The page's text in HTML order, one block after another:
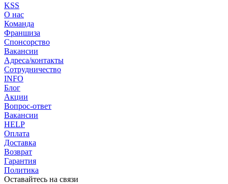
KSS
О нас
Команда
Франшиза
Спонсорство
Вакансии
Адреса/контакты
Сотрудничество
INFO
Блог
Акции
Вопрос-ответ
Вакансии
HELP
Оплата
Доставка
Возврат
Гарантия
Политика
Оставайтесь на связи